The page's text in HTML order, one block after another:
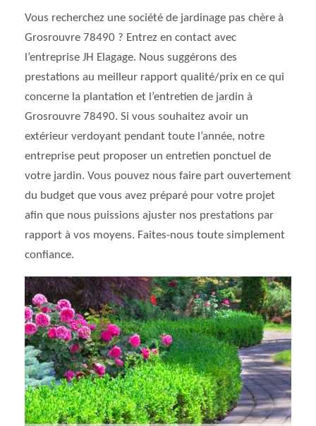
Vous recherchez une société de jardinage pas chère à
Grosrouvre 78490 ? Entrez en contact avec
l’entreprise JH Elagage. Nous suggérons des
prestations au meilleur rapport qualité/prix en ce qui
concerne la plantation et l’entretien de jardin à
Grosrouvre 78490. Si vous souhaitez avoir un
extérieur verdoyant pendant toute l’année, notre
entreprise peut proposer un entretien ponctuel de
votre jardin. Vous pouvez nous faire part ouvertement
du budget que vous avez préparé pour votre projet
afin que nous puissions ajuster nos prestations par
rapport à vos moyens. Faites-nous toute simplement
confiance.